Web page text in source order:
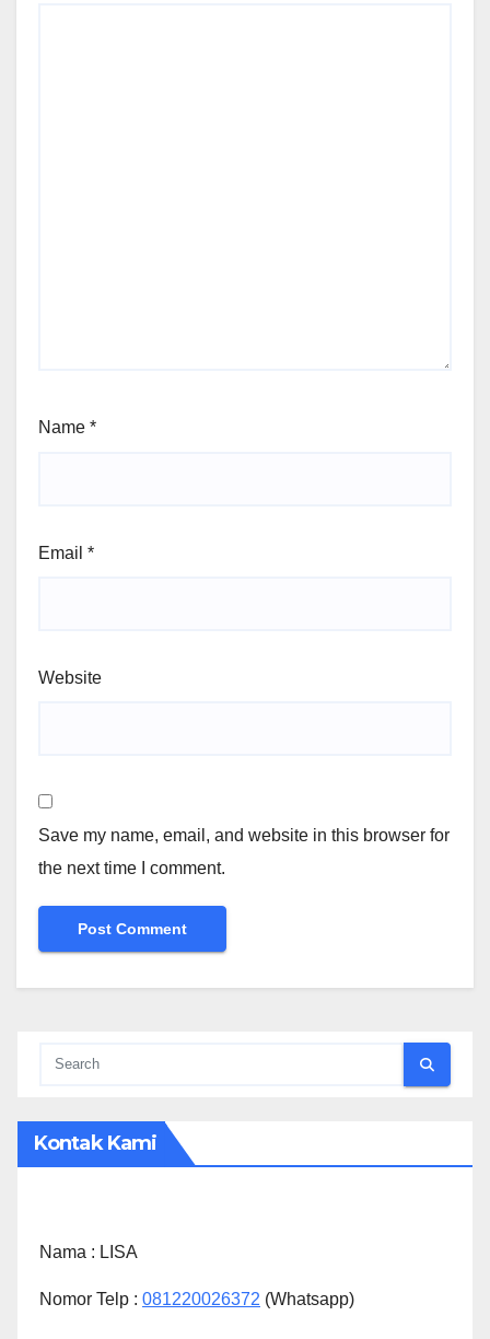
Name *
Email *
Website
Save my name, email, and website in this browser for
the next time I comment.
Kontak Kami
Nama : LISA
Nomor Telp : 081220026372 (Whatsapp)